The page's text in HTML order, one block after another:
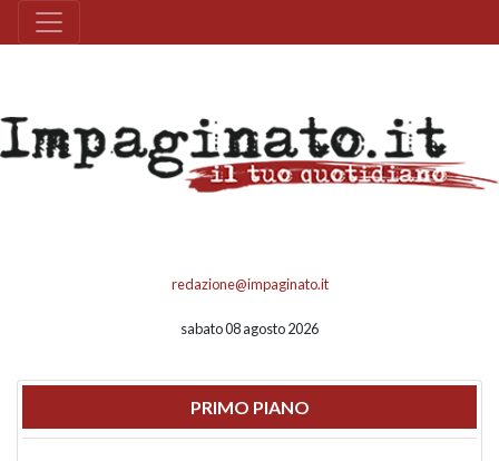
redazione@impaginato.it
sabato 08 agosto 2026
PRIMO PIANO